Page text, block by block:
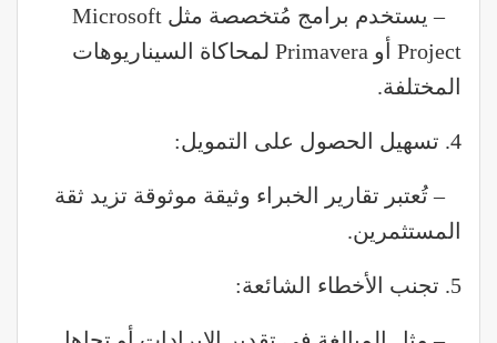
– يستخدم برامج مُتخصصة مثل Microsoft
Project أو Primavera لمحاكاة السيناريوهات
المختلفة.
4. تسهيل الحصول على التمويل:
– تُعتبر تقارير الخبراء وثيقة موثوقة تزيد ثقة
المستثمرين.
5. تجنب الأخطاء الشائعة: